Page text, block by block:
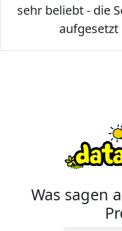
sehr beliebt - die
Was sagen